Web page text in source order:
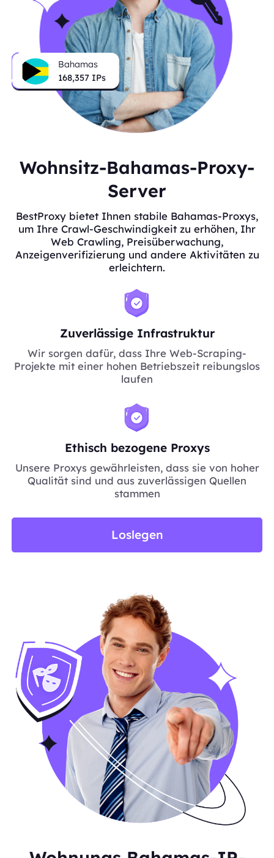
Bahamas
168,357 IPs
Wohnsitz-Bahamas-Proxy-
Server
BestProxy bietet Ihnen stabile Bahamas-Proxys,
um Ihre Crawl-Geschwindigkeit zu erhöhen, Ihr
Web Crawling, Preisüberwachung,
Anzeigenverifizierung und andere Aktivitäten zu
erleichtern.
Zuverlässige Infrastruktur
Wir sorgen dafür, dass Ihre Web-Scraping-
Projekte mit einer hohen Betriebszeit reibungslos
laufen
Ethisch bezogene Proxys
Unsere Proxys gewährleisten, dass sie von hoher
Qualität sind und aus zuverlässigen Quellen
stammen
Loslegen